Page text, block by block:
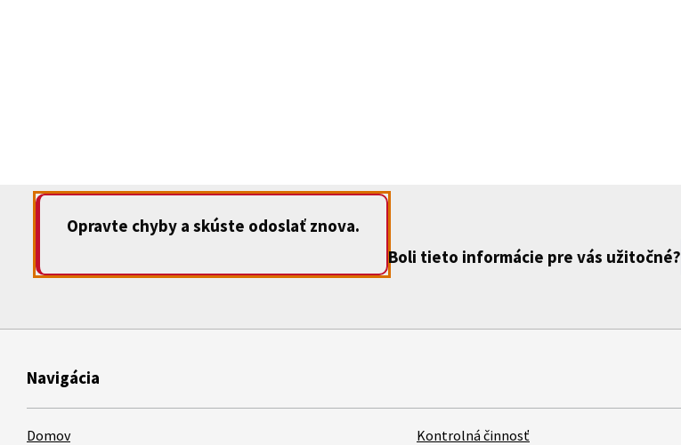
Opravte chyby a skúste odoslať znova.
Boli tieto informácie pre vás užitočné?
Navigácia
Domov Kontrolná činnosť